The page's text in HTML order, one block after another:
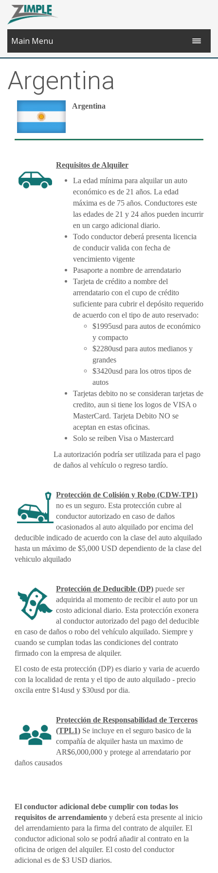
Main Menu
Argentina
Argentina
Requisitos de Alquiler
La edad mínima para alquilar un auto
económico es de 21 años. La edad
máxima es de 75 años. Conductores este
las edades de 21 y 24 años pueden incurrir
en un cargo adicional diario.
Todo conductor deberá presenta licencia
de conducir valida con fecha de
vencimiento vigente
Pasaporte a nombre de arrendatario
Tarjeta de crédito a nombre del
arrendatario con el cupo de crédito
suficiente para cubrir el depósito requerido
de acuerdo con el tipo de auto reservado:
$1995usd para autos de económico
y compacto
$2280usd para autos medianos y
grandes
$3420usd para los otros tipos de
autos
Tarjetas debito no se consideran tarjetas de
credito, aun si tiene los logos de VISA o
MasterCard. Tarjeta Debito NO se
aceptan en estas oficinas.
Solo se reiben Visa o Mastercard
La autorización podría ser utilizada para el pago
de daños al vehículo o regreso tardío.
Protección de Colisión y Robo (CDW-TP1)
no es un seguro. Esta protección cubre al
conductor autorizado en caso de daños
ocasionados al auto alquilado por encima del
deducible indicado de acuerdo con la clase del auto alquilado
hasta un máximo de $5,000 USD dependiento de la clase del
vehiculo alquilado
Protección de Deducible (DP) puede ser
adquirida al momento de recibir el auto por un
costo adicional diario. Esta protección exonera
al conductor autorizado del pago del deducible
en caso de daños o robo del vehículo alquilado. Siempre y
cuando se cumplan todas las condiciones del contrato
firmado con la empresa de alquiler.
El costo de esta protección (DP) es diario y varia de acuerdo
con la localidad de renta y el tipo de auto alquilado - precio
oxcila entre $14usd y $30usd por dia.
Protección de Responsabilidad de Terceros
(TPL1) Se incluye en el seguro basico de la
compañía de alquiler hasta un maximo de
AR$6,000,000 y protege al arrendatario por
daños causados
El conductor adicional debe cumplir con todas los
requisitos de arrendamiento y deberá esta presente al inicio
del arrendamiento para la firma del contrato de alquiler. El
conductor adicional solo se podrá añadir al contrato en la
oficina de origen del alquiler. El costo del conductor
adicional es de $3 USD diarios.